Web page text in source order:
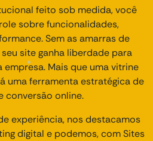
feito sob medida, você
sobre funcionalidades,
Sem as amarras de
site ganha liberdade para
Mais que uma vitrine
uma ferramenta estratégica de
conversão online.
experiência, nos destacamos
digital e podemos, com Sites